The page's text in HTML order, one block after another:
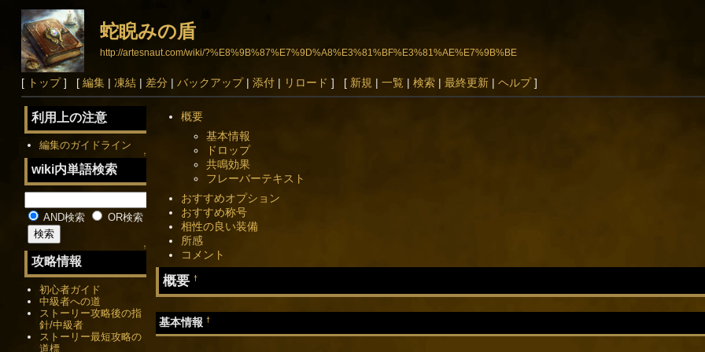
蛇睨みの盾
http://artesnaut.com/wiki/?%E8%9B%87%E7%9D%A8%E3%81%BF%E3%81%AE%E7%9B%BE
[ トップ] [ 編集| 凍結| 差分| バックアップ| 添付| リロード ] [ 新規 | 一覧| 検索| 最終更新| ヘルプ]
概要
基本情報
ドロップ
共鳴効果
フレーバーテキスト
おすすめオプション
おすすめ称号
相性の良い装備
所感
コメント
概要 †
基本情報 †
利用上の注意
編集のガイドライン
↑
wiki内単語検索
AND検索 OR検索
↑
攻略情報
初心者ガイド
中級者への道
ストーリー攻略後の指
針/中級者
ストーリー最短攻略の
道標